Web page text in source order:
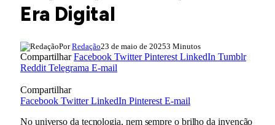
Era Digital
Por Redação23 de maio de 20253 Minutos
CompartilharFacebook Twitter Pinterest LinkedIn Tumblr
Reddit Telegrama E-mail
Compartilhar
Facebook Twitter LinkedIn Pinterest E-mail
No universo da tecnologia, nem sempre o brilho da invenção